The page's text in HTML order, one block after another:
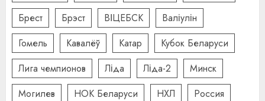
Брест
Брэст ВІЦЕБСК
Валіулін
Гомель
Кавалёў Катар
Кубок Беларуси
Лига чемпионов
Ліда Ліда-2
Минск
Могилев
НОК Беларуси НХЛ
Россия